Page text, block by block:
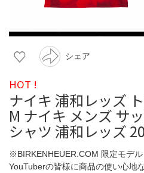
シェア
HOT !
ナイキ 浦和レッズ
M ナイキ メンズ サ
シャツ 浦和レッズ
※BIRKENHEUER.COM 限定モデル
YouTuberの皆様に商品の使い心地